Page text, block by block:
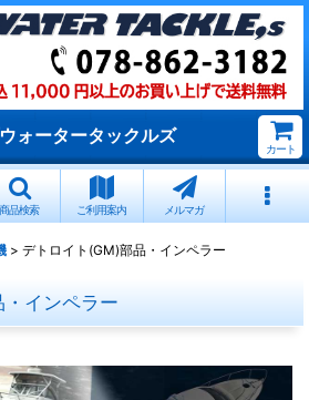
ォータータックルズ
カート
商品検索 ご利用案内 メルマガ
> デトロイト(GM)部品・インペラー
インペラー